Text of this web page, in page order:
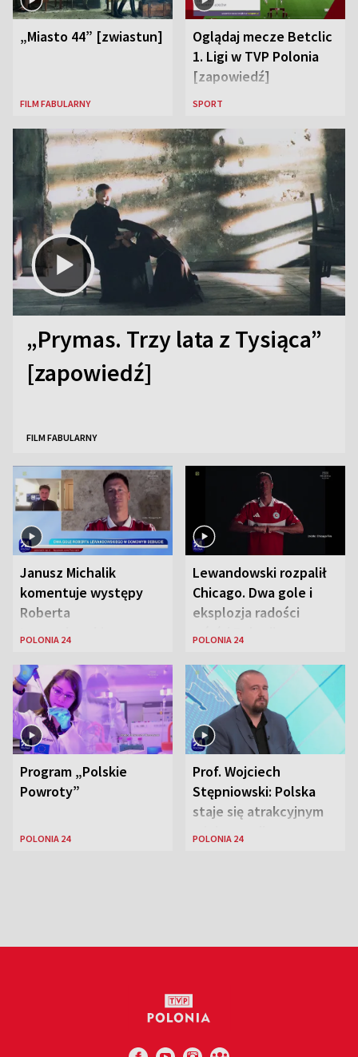
„Miasto 44” [zwiastun]
FILM FABULARNY
Oglądaj mecze Betclic
1. Ligi w TVP Polonia
[zapowiedź]
SPORT
„Prymas. Trzy lata z Tysiąca”
[zapowiedź]
FILM FABULARNY
Janusz Michalik
komentuje występy
Roberta
Lewandowskiego w
Zjednoczonych
POLONIA 24
Lewandowski rozpalił
Chicago. Dwa gole i
eksplozja radości
wśród Polonii
POLONIA 24
Program „Polskie
Powroty”
POLONIA 24
Prof. Wojciech
Stępniowski: Polska
staje się atrakcyjnym
miejscem dla
POLONIA 24